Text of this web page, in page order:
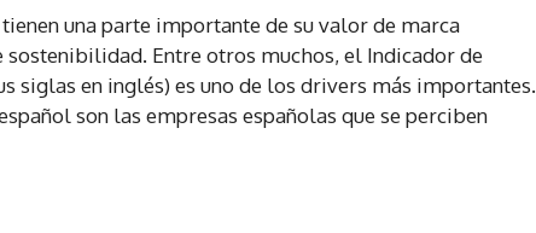
una parte importante de su valor de marca
Entre otros muchos, el Indicador de
siglas en inglés) es uno de los drivers más importantes.
son las empresas españolas que se perciben